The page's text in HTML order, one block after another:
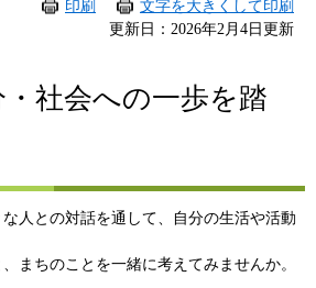
印刷
文字を大きくして印刷
更新日：2026年2月4日更新
社会への一歩を踏
人との対話を通して、自分の生活や活動
まちのことを一緒に考えてみませんか。